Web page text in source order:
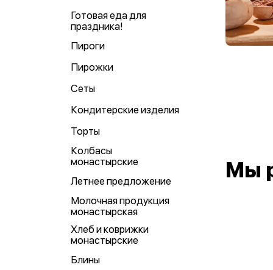
Готовая еда для
праздника!
Пироги
Пирожки
Сеты
Кондитерские изделия
Торты
Колбасы
монастырские
Летнее предложение
Молочная продукция
монастырская
Хлеб и коврижки
монастырские
Блины
Мы